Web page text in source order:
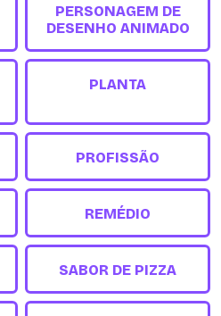
PERSONAGEM DE
DESENHO ANIMADO
PLANTA
PROFISSÃO
REMÉDIO
SABOR DE PIZZA